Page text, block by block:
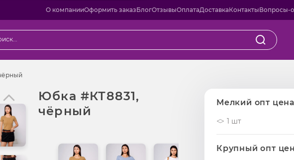
О компанииОформить заказБлогОтзывыОплатаДоставкаКонтактыВопросы-
Юбка #КТ8831, чёрный
Юбка #КТ8831,
чёрный
Мелкий опт
1 шт
Крупный опт